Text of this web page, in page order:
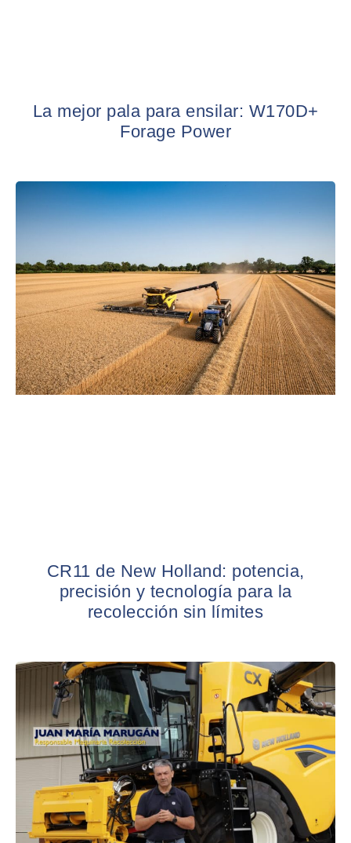
La mejor pala para ensilar: W170D+
Forage Power
CR11 de New Holland: potencia,
precisión y tecnología para la
recolección sin límites